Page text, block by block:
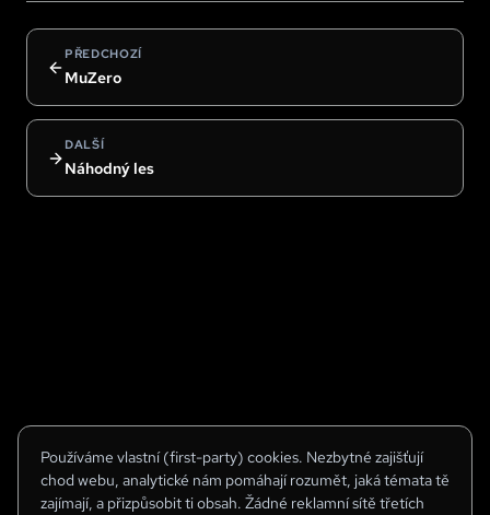
Používáme vlastní (first-party) cookies. Nezbytné zajišťují
chod webu, analytické nám pomáhají rozumět, jaká témata tě
zajímají, a přizpůsobit ti obsah. Žádné reklamní sítě třetích
PŘEDCHOZÍ
MuZero
DALŠÍ
Náhodný les